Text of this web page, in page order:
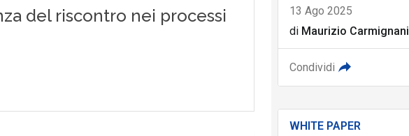
13 Ago 2025
di Maurizio Carmignani
Condividi
WHITE PAPER